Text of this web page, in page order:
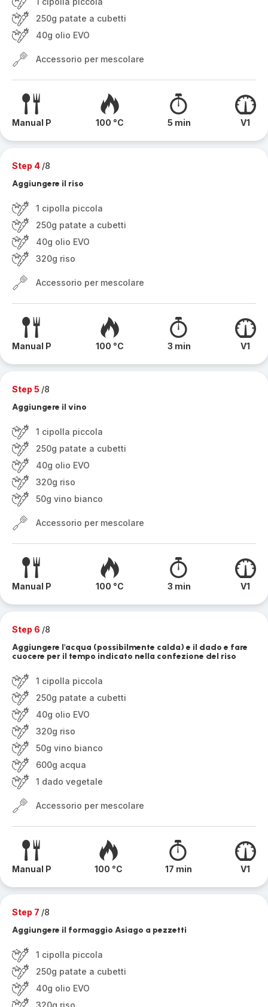
250g patate a cubetti
40g olio EVO
Accessorio per mescolare
Manual P 100 °C 5 min V1
Step 4 /8
Aggiungere il riso
1 cipolla piccola
250g patate a cubetti
40g olio EVO
320g riso
Accessorio per mescolare
Manual P 100 °C 3 min V1
Step 5 /8
Aggiungere il vino
1 cipolla piccola
250g patate a cubetti
40g olio EVO
320g riso
50g vino bianco
Accessorio per mescolare
Manual P 100 °C 3 min V1
Step 6 /8
Aggiungere l'acqua (possibilmente calda) e il dado e fare
cuocere per il tempo indicato nella confezione del riso
1 cipolla piccola
250g patate a cubetti
40g olio EVO
320g riso
50g vino bianco
600g acqua
1 dado vegetale
Accessorio per mescolare
Manual P 100 °C 17 min V1
Step 7 /8
Aggiungere il formaggio Asiago a pezzetti
1 cipolla piccola
250g patate a cubetti
40g olio EVO
320g riso